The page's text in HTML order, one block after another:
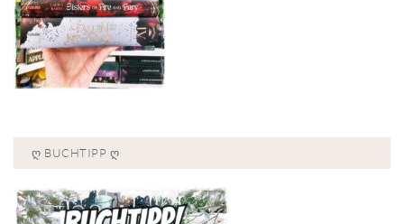
Ღ BUCHTIPP Ღ